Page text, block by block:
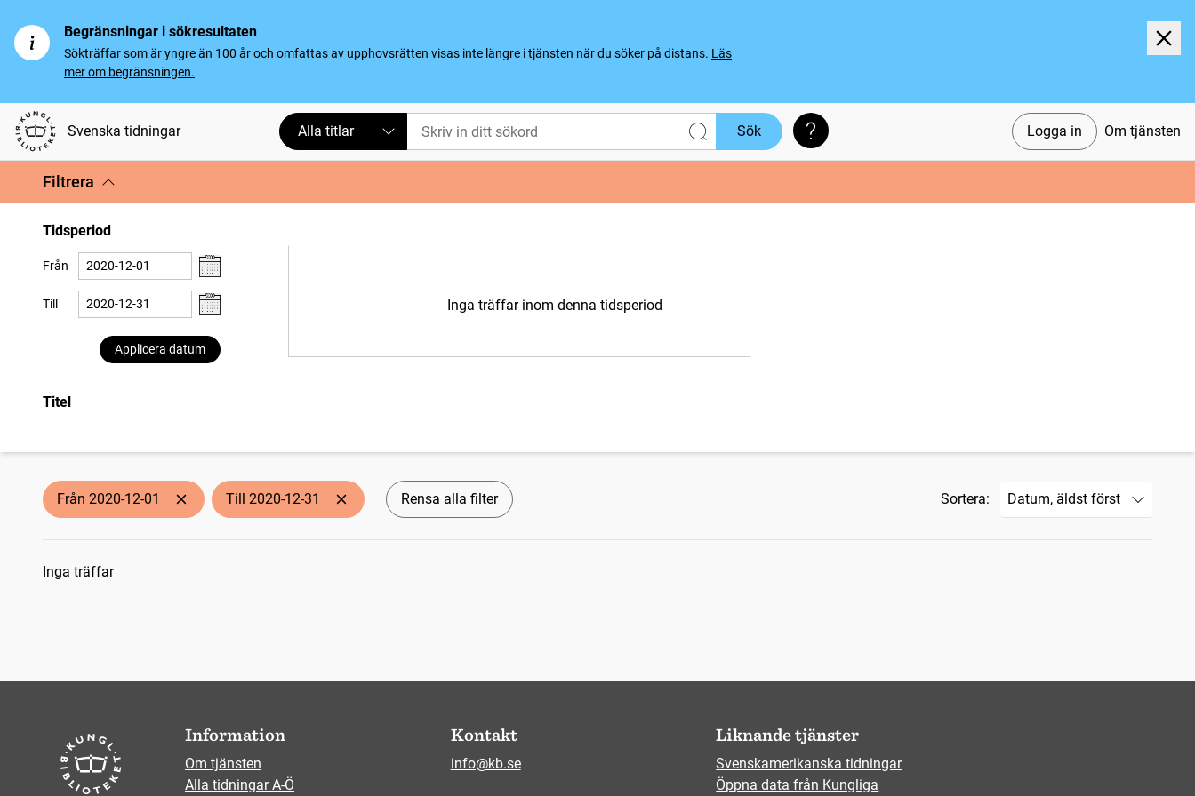
Begränsningar i sökresultaten
Sökträffar som är yngre än 100 år och omfattas av upphovsrätten visas inte längre i tjänsten när du söker på distans. Läs
mer om begränsningen.
Svenska tidningar Logga in Om tjänsten
Alla titlar Sök Söktips
Filtrera
Tidsperiod
Från
Till
Applicera datum
Inga träffar inom denna tidsperiod
Titel
Från 2020-12-01 Till 2020-12-31 Rensa alla filter Sortera:
Sökresultat
Inga träffar
Information
Om tjänsten
Alla tidningar A-Ö
Kontakt
info@kb.se
Liknande tjänster
Svenskamerikanska tidningar
Öppna data från Kungliga